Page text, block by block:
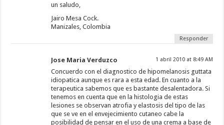
un saludo,
Jairo Mesa Cock.
Manizales, Colombia
Responder
Jose Maria Verduzco 1 abril 2010 at 8:49 AM
Concuerdo con el diagnostico de hipomelanosis guttata
idiopatica aunque es rara a esta edad. En cuanto a la
terapeutica sabemos que es bastante desalentadora. Si
tenemos en cuenta que en la histologia de estas
lesiones se observan atrofia y elastosis del tipo de las
que se ve en el envejecimiento cutaneo cabe la
posibilidad de pensar en el uso de una crema a base de